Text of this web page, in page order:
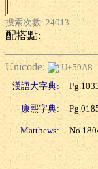
搜索次數: 24013
配搭點:
Unicode:
U+59A8
漢語大字典:
康熙字典:
Matthews: